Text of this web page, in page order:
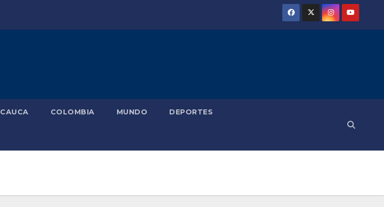
CAUCA COLOMBIA MUNDO DEPORTES